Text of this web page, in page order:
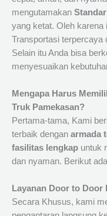
mengutamakan
yang ketat. Oleh karena
Transportasi terpercaya
Selain itu Anda bisa
menyesuaikan
Mengapa Harus
Truk Pamekasan?
Pertama-tama, Kami
terbaik dengan armada
fasilitas lengkap untuk
dan nyaman. Berikut
Layanan Door to
Secara Khusus, kami